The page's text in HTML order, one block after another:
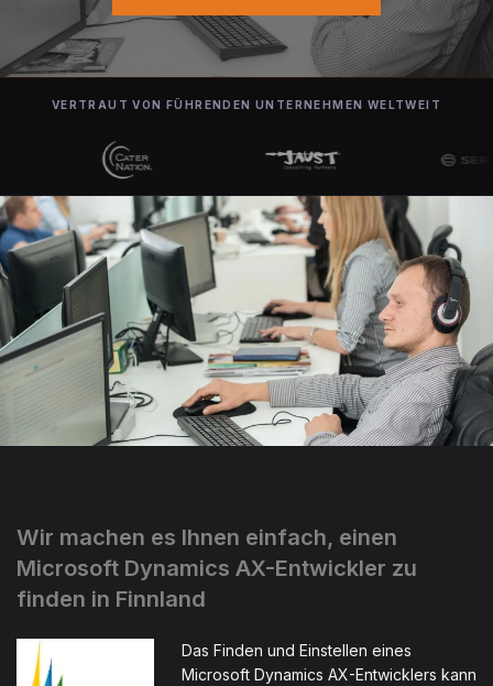
VERTRAUT VON FÜHRENDEN UNTERNEHMEN WELTWEIT
Wir machen es Ihnen einfach, einen
Microsoft Dynamics AX-Entwickler zu
finden in Finnland
Das Finden und Einstellen eines
Microsoft Dynamics AX-Entwicklers kann